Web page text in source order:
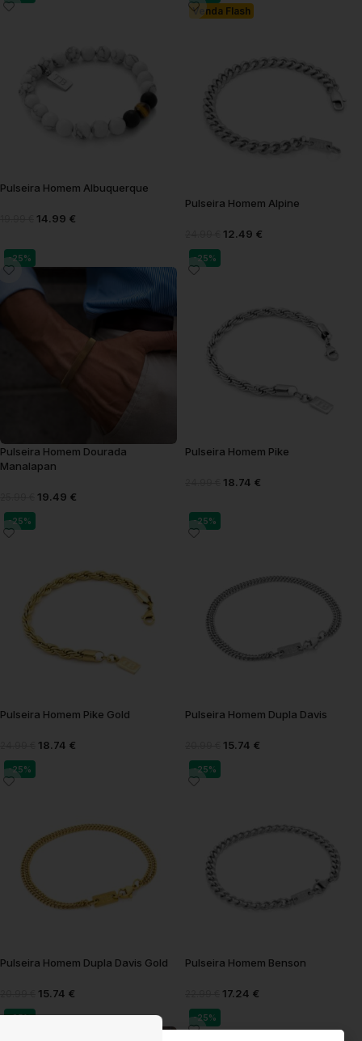
Pulseira Homem Albuquerque
14.99 €
Venda Flash
Pulseira Homem Alpine
12.49 €
-25%
Pulseira Homem Dourada
Manalapan
19.49 €
-25%
Pulseira Homem Pike
18.74 €
-25%
Pulseira Homem Pike Gold
18.74 €
-25%
Pulseira Homem Dupla Davis
15.74 €
-25%
Pulseira Homem Dupla Davis Gold
15.74 €
-25%
Pulseira Homem Benson
17.24 €
-25% -25%